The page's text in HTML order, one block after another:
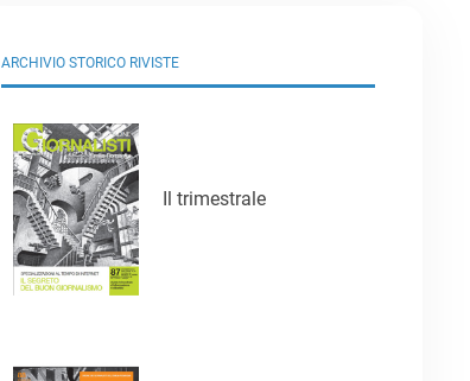
ARCHIVIO STORICO RIVISTE
Il trimestrale